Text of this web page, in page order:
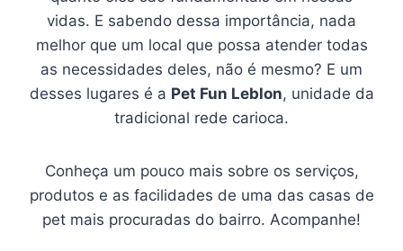
vidas. E sabendo dessa importância, nada
melhor que um local que possa atender todas
as necessidades deles, não é mesmo? E um
desses lugares é a Pet Fun Leblon, unidade da
tradicional rede carioca.
Conheça um pouco mais sobre os serviços,
produtos e as facilidades de uma das casas de
pet mais procuradas do bairro. Acompanhe!